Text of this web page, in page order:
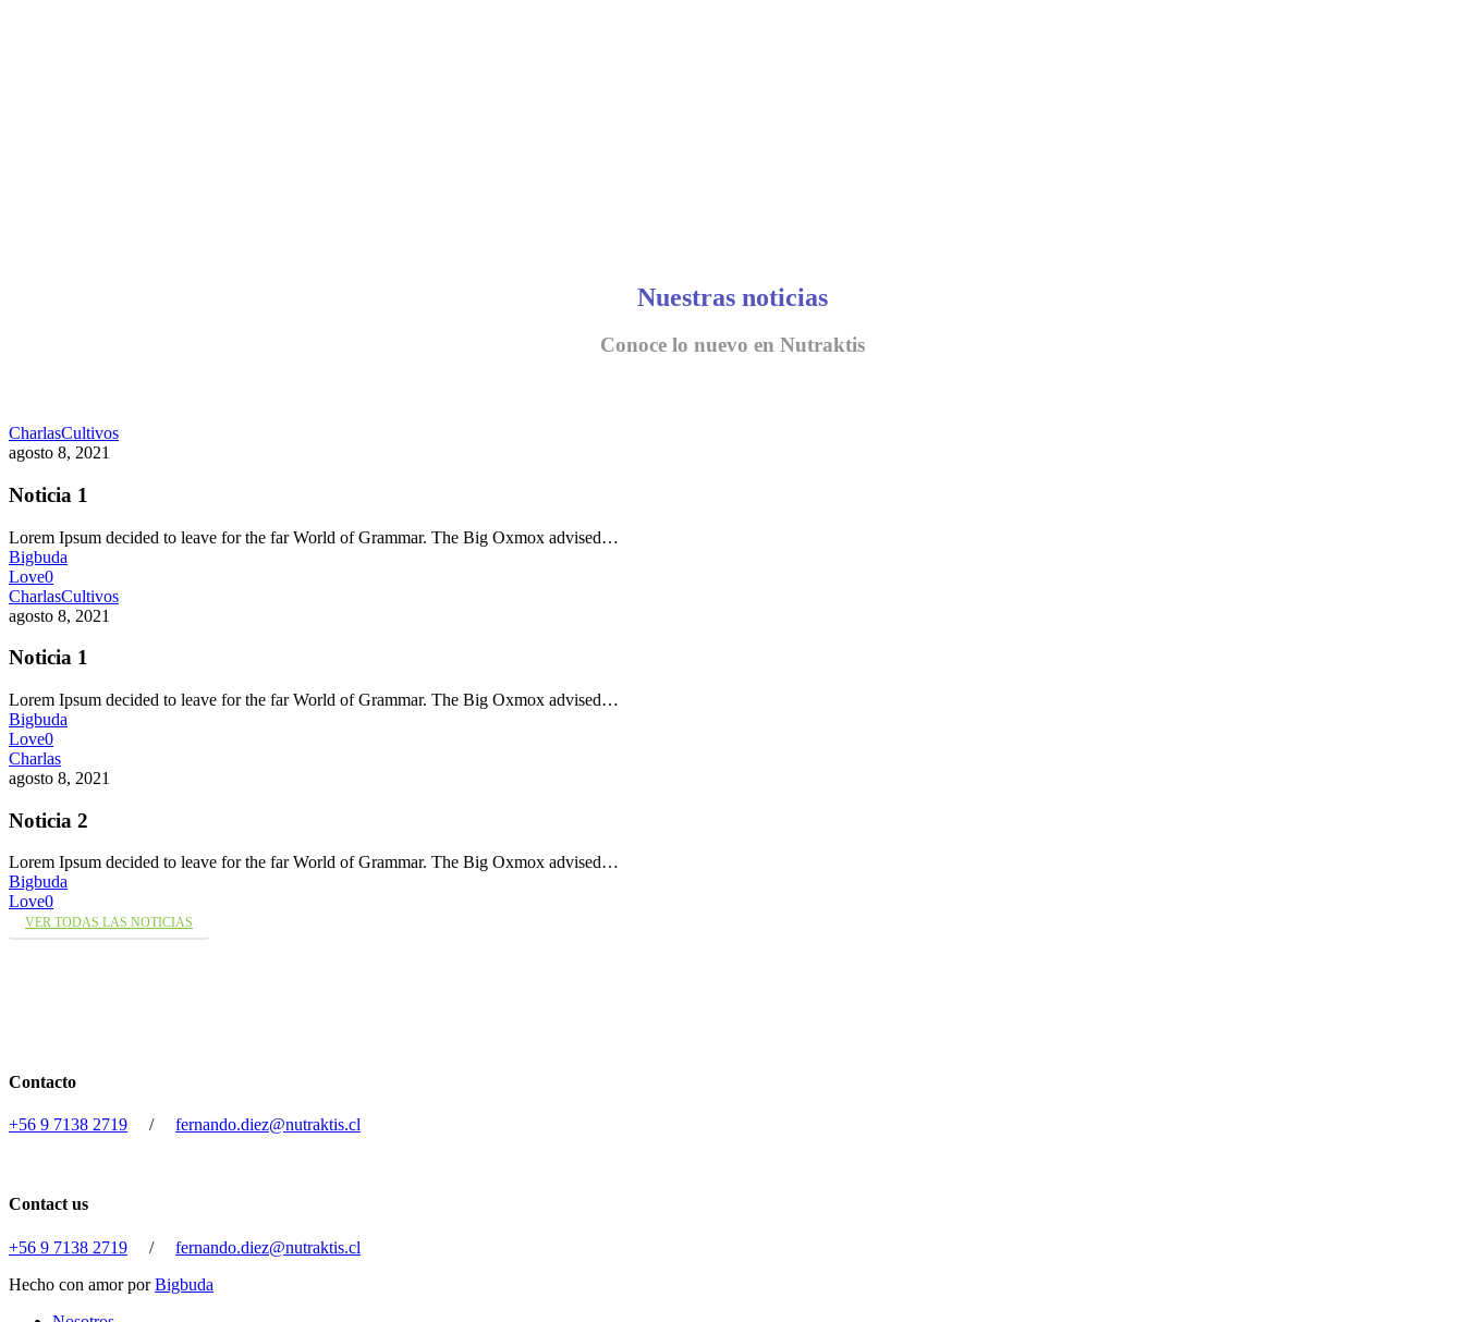
Nuestras noticias
Conoce lo nuevo en Nutraktis
CharlasCultivos
agosto 8, 2021
Noticia 1
Lorem Ipsum decided to leave for the far World of Grammar. The Big Oxmox advised…
Bigbuda
Love0
CharlasCultivos
agosto 8, 2021
Noticia 1
Lorem Ipsum decided to leave for the far World of Grammar. The Big Oxmox advised…
Bigbuda
Love0
Charlas
agosto 8, 2021
Noticia 2
Lorem Ipsum decided to leave for the far World of Grammar. The Big Oxmox advised…
Bigbuda
Love0
VER TODAS LAS NOTICIAS
Contacto
+56 9 7138 2719 / fernando.diez@nutraktis.cl
Contact us
+56 9 7138 2719 / fernando.diez@nutraktis.cl
Hecho con amor porBigbuda